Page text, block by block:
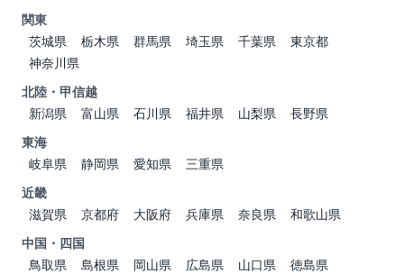
関東
茨城県
栃木県 群馬県 埼玉県 千葉県
東京都
神奈川県
北陸・甲信越
新潟県
富山県 石川県 福井県 山梨県
長野県
東海
岐阜県
静岡県 愛知県
三重県
近畿
滋賀県
京都府 大阪府 兵庫県 奈良県
和歌山県
中国・四国
鳥取県
島根県 岡山県 広島県 山口県
徳島県